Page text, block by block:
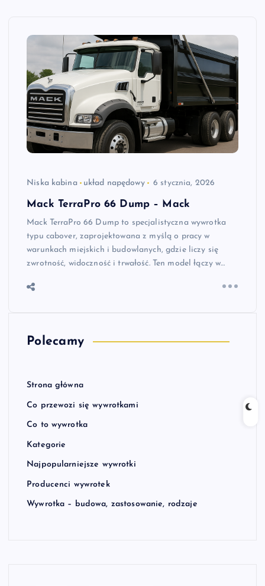
Niska kabina układ napędowy 6 stycznia, 2026
Mack TerraPro 66 Dump – Mack
Mack TerraPro 66 Dump to specjalistyczna wywrotka
typu cabover, zaprojektowana z myślą o pracy w
warunkach miejskich i budowlanych, gdzie liczy się
zwrotność, widoczność i trwałość. Ten model łączy w…
Polecamy
Strona główna
Co przewozi się wywrotkami
Co to wywrotka
Kategorie
Najpopularniejsze wywrotki
Producenci wywrotek
Wywrotka – budowa, zastosowanie, rodzaje